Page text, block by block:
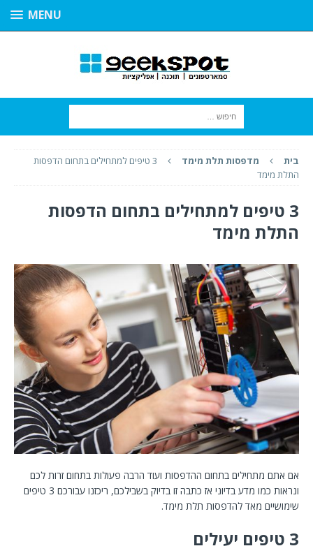
MENU
בית מדפסות תלת מימד
3 טיפים למתחילים בתחום הדפסות
התלת מימד
3 טיפים למתחילים בתחום הדפסות
התלת מימד
אם אתם מתחילים בתחום ההדפסות ועוד הרבה פעולות בתחום זרות לכם
ונראות כמו מדע בדיוני אז כתבה זו בדיוק בשבילכם, ריכזנו עבורכם 3 טיפים
שימושיים מאד להדפסות תלת מימד.
3 טיפים יעילים